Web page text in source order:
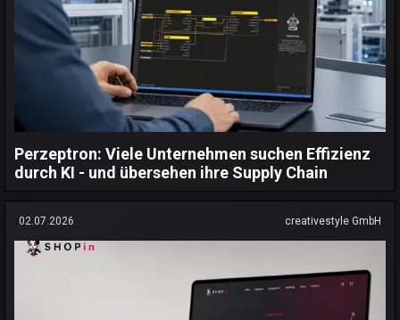
Perzeptron: Viele Unternehmen suchen Effizienz
durch KI - und übersehen ihre Supply Chain
02.07.2026 creativestyle GmbH